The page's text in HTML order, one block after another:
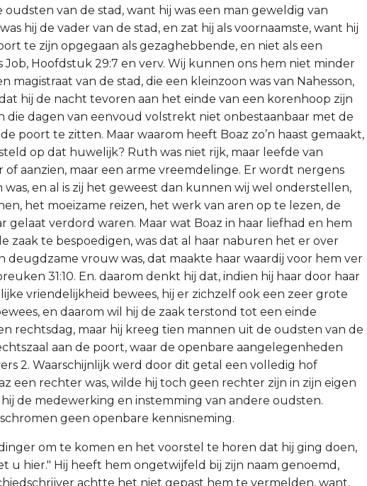
oudsten van de stad, want hij was een man geweldig van
hij de vader van de stad, en zat hij als voornaamste, want hij
te zijn opgegaan als gezaghebbende, en niet als een
Hoofdstuk 29:7 en verv. Wij kunnen ons hem niet minder
magistraat van de stad, die een kleinzoon was van Nahesson,
hij de nacht tevoren aan het einde van een korenhoop zijn
die dagen van eenvoud volstrekt niet onbestaanbaar met de
poort te zitten. Maar waarom heeft Boaz zo’n haast gemaakt,
op dat huwelijk? Ruth was niet rijk, maar leefde van
of aanzien, maar een arme vreemdelinge. Er wordt nergens
was, en al is zij het geweest dan kunnen wij wel onderstellen,
het moeizame reizen, het werk van aren op te lezen, de
gelaat verdord waren. Maar wat Boaz in haar liefhad en hem
zaak te bespoedigen, was dat al haar naburen het er over
deugdzame vrouw was, dat maakte haar waardij voor hem ver
31:10. En. daarom denkt hij dat, indien hij haar door haar
vriendelijkheid bewees, hij er zichzelf ook een zeer grote
en daarom wil hij de zaak terstond tot een einde
rechtsdag, maar hij kreeg tien mannen uit de oudsten van de
aan de poort, waar de openbare aangelegenheden
2. Waarschijnlijk werd door dit getal een volledig hof
een rechter was, wilde hij toch geen rechter zijn in zijn eigen
de medewerking en instemming van andere oudsten.
geen openbare kennisneming.
om te komen en het voorstel te horen dat hij ging doen,
u hier." Hij heeft hem ongetwijfeld bij zijn naam genoemd,
achtte het niet gepast hem te vermelden, want,